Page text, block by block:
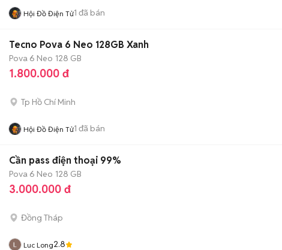
Hội Đồ Điện Tử1 đã bán
Tecno Pova 6 Neo 128GB Xanh
Pova 6 Neo 128 GB
1.800.000 đ
Tp Hồ Chí Minh
Hội Đồ Điện Tử1 đã bán
Cần pass điện thoại 99%
Pova 6 Neo 128 GB
3.000.000 đ
Đồng Tháp
Luc Long2.8